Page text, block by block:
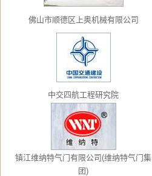
佛山市顺德区上奥机械有限公司
中交四航工程研究院
镇江维纳特气门有限公司(维纳特气门集
团)